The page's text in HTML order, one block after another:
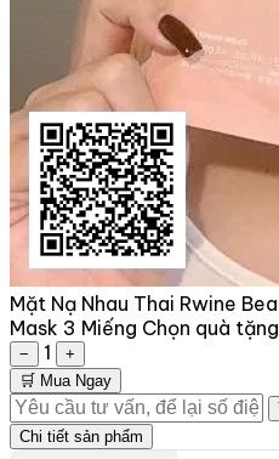
Mặt Nạ Nhau Thai Rwine
Mask 3 Miếng Chọn quà
− 1
+
🛒 Mua Ngay
Chi tiết sản phẩm